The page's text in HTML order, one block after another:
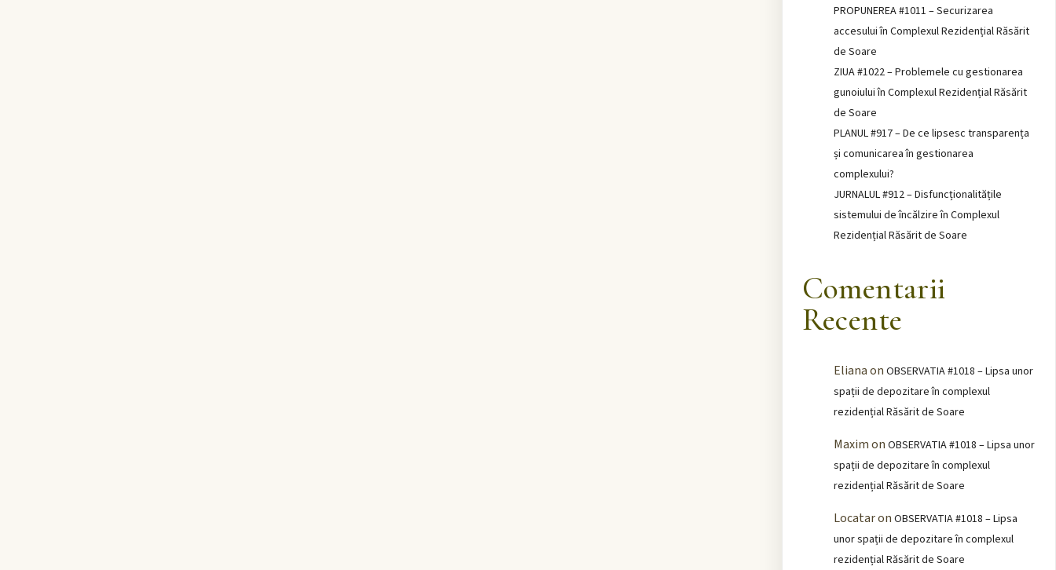
PROPUNEREA #1011 – Securizarea
accesului în Complexul Rezidențial Răsărit
de Soare
ZIUA #1022 – Problemele cu gestionarea
gunoiului în Complexul Rezidențial Răsărit
de Soare
PLANUL #917 – De ce lipsesc transparența
și comunicarea în gestionarea
complexului?
JURNALUL #912 – Disfuncționalitățile
sistemului de încălzire în Complexul
Rezidențial Răsărit de Soare
Comentarii
Recente
Elianaon OBSERVATIA #1018 – Lipsa unor
spații de depozitare în complexul
rezidențial Răsărit de Soare
Maximon OBSERVATIA #1018 – Lipsa unor
spații de depozitare în complexul
rezidențial Răsărit de Soare
Locataron OBSERVATIA #1018 – Lipsa
unor spații de depozitare în complexul
rezidențial Răsărit de Soare